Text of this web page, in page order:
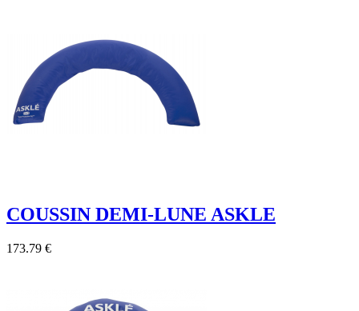
COUSSIN DEMI-LUNE ASKLE
173.79 €